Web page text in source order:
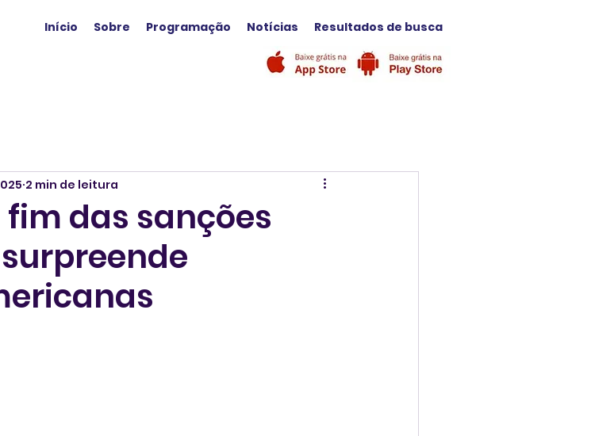
Início Sobre Programação Notícias Resultados de busca
das sanções
2 min de leitura